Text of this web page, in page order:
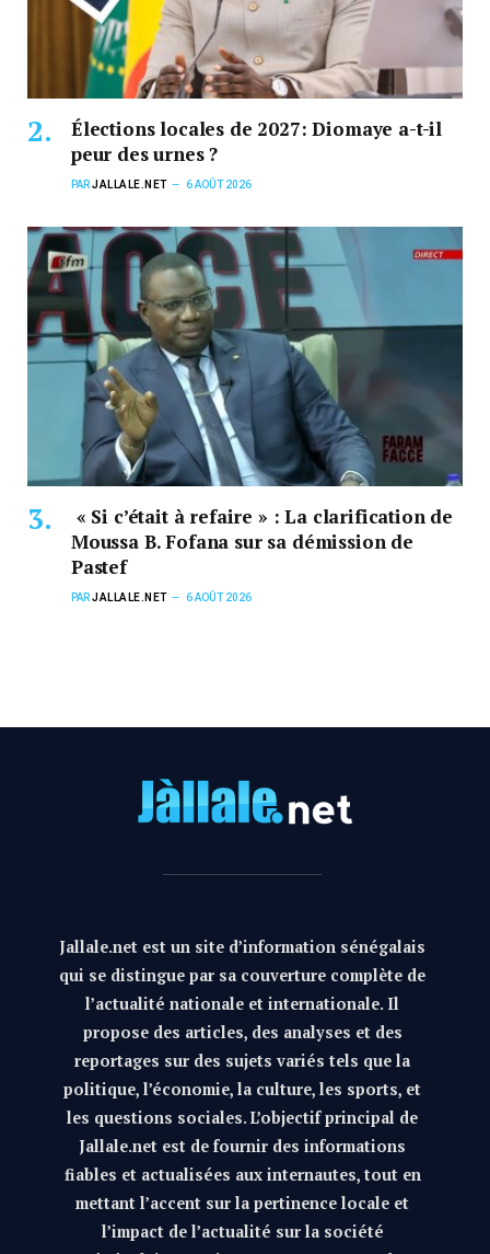
Élections locales de 2027: Diomaye a-t-il
peur des urnes ?
PARJALLALE.NET 6 AOÛT 2026
« Si c’était à refaire » : La clarification de
Moussa B. Fofana sur sa démission de
Pastef
PARJALLALE.NET 6 AOÛT 2026
Jallale.net est un site d’information sénégalais
qui se distingue par sa couverture complète de
l’actualité nationale et internationale. Il
propose des articles, des analyses et des
reportages sur des sujets variés tels que la
politique, l’économie, la culture, les sports, et
les questions sociales. L’objectif principal de
Jallale.net est de fournir des informations
fiables et actualisées aux internautes, tout en
mettant l’accent sur la pertinence locale et
l’impact de l’actualité sur la société